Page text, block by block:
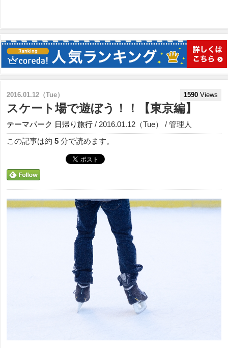
2016.01.12（Tue） 1590 Views
スケート場で遊ぼう！！【東京編】
テーマパーク 日帰り旅行 / 2016.01.12（Tue） / 管理人
この記事は約 5 分で読めます。